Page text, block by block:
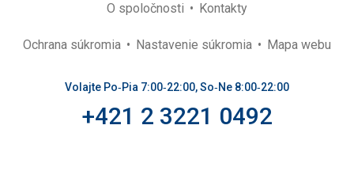
O spoločnosti
Kontakty
Ochrana súkromia Nastavenie súkromia Mapa webu
Volajte Po‑Pia 7:00‑22:00, So‑Ne 8:00‑22:00
+421 2 3221 0492